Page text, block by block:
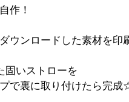
作！
ウンロードした素材を印
固いストローを
で裏に取り付けたら完